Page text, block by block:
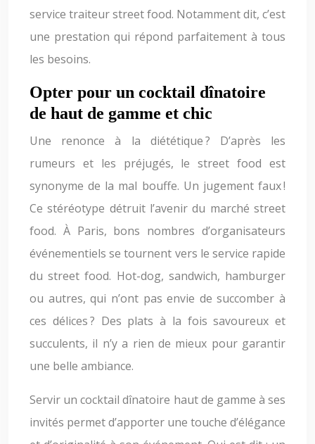
service traiteur street food. Notamment dit, c’est
une prestation qui répond parfaitement à tous
les besoins.
Opter pour un cocktail dînatoire
de haut de gamme et chic
Une renonce à la diététique ? D’après les
rumeurs et les préjugés, le street food est
synonyme de la mal bouffe. Un jugement faux !
Ce stéréotype détruit l’avenir du marché street
food. À Paris, bons nombres d’organisateurs
événementiels se tournent vers le service rapide
du street food. Hot-dog, sandwich, hamburger
ou autres, qui n’ont pas envie de succomber à
ces délices ? Des plats à la fois savoureux et
succulents, il n’y a rien de mieux pour garantir
une belle ambiance.
Servir un cocktail dînatoire haut de gamme à ses
invités permet d’apporter une touche d’élégance